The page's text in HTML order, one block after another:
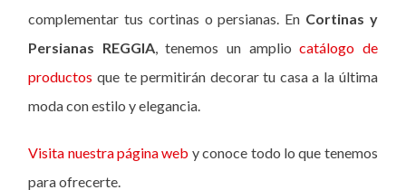
complementar tus cortinas o persianas. En Cortinas y
Persianas REGGIA, tenemos un ampliocatálogo de
productos que te permitirán decorar tu casa a la última
moda con estilo y elegancia.
Visita nuestra página web y conoce todo lo que tenemos
para ofrecerte.